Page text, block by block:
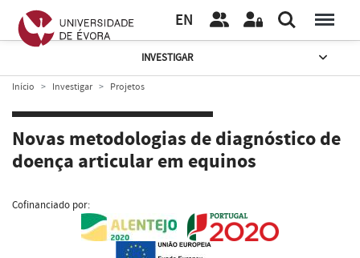
EN
INVESTIGAR
Início Investigar Projetos
Novas metodologias de diagnóstico de
doença articular em equinos
Cofinanciado por: